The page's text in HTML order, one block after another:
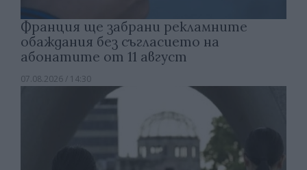
Франция ще забрани рекламните
обаждания без съгласието на
абонатите от 11 август
07.08.2026 / 14:30